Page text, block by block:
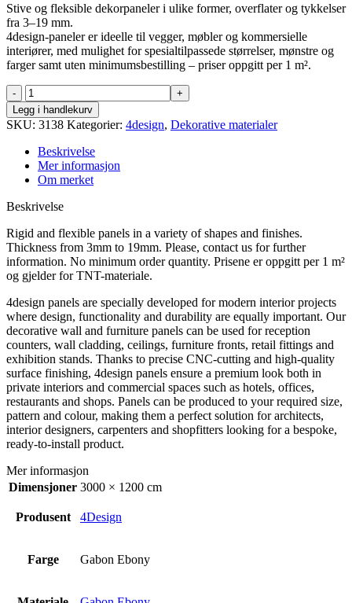
Stive og fleksible dekorpaneler i ulike former, overflater og tykkelser
fra 3–19 mm.
4design-paneler er ideelle til vegger, møbler og kommersielle
interiører, med mulighet for spesialtilpassede størrelser, mønstre og
farger samt uten minimumsbestilling – priser oppgitt per 1 m².
S6P10
SP
antall
Legg i handlekurv
SKU: 3138 Kategorier: 4design, Dekorative materialer
Beskrivelse
Mer informasjon
Om merket
Beskrivelse
Rigid and flexible panels in a variety of shapes and finishes.
Thickness from 3mm to 19mm. Please, contact us for further
information. No minimum order quantity. Prisene er oppgitt per 1 m²
og gjelder for TNT-materiale.
4design panels are specially developed for modern interior projects
where design, functionality and durability are equally important. Our
decorative wall and furniture panels can be used for reception
counters, wall cladding, ceilings, furniture fronts, retail fittings and
exhibition stands. Thanks to precise CNC-cutting and high-quality
surface finishing, 4design panels ensure a premium look both in
private interiors and commercial spaces such as hotels, offices,
restaurants and shops. Panels can be produced to your required size,
pattern and colour, making them a perfect solution for architects,
interior designers, carpenters and shopfitters looking for a bespoke,
ready-to-install product.
Mer informasjon
Dimensjoner 3000 × 1200 cm
Produsent 4Design
Farge Gabon Ebony